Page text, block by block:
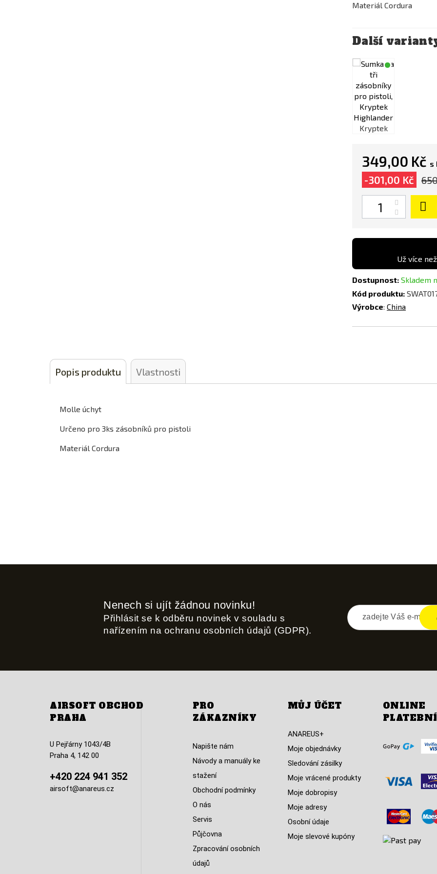
Materiál Cordura
Další
Kryptek
349,00 Kč s
-301,00 Kč
Už více
Dostupnost: Skladem
Kód produktu:
Výrobce: China
Popis produktu Vlastnosti
Molle úchyt
Určeno pro 3ks zásobníků pro pistoli
Materiál Cordura
Nenech si ujít žádnou novinku!
Přihlásit se k odběru novinek v souladu s
nařízením na ochranu osobních údajů (GDPR).
AIRSOFT OBCHOD
PRAHA
U Pejřárny 1043/4B
Praha 4, 142 00
+420 224 941 352
airsoft@anareus.cz
PRO
ZÁKAZNÍKY
Napište nám
Návody a manuály ke
stažení
Obchodní podmínky
O nás
Servis
Půjčovna
Zpracování osobních
údajů
MŮJ ÚČET
ANAREUS+
Moje objednávky
Sledování zásilky
Moje vrácené produkty
Moje dobropisy
Moje adresy
Osobní údaje
Moje slevové kupóny
ONLINE